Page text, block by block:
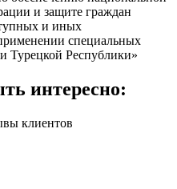
и защите граждан
и иных
специальных
Турецкой Республики»
интересно:
клиентов